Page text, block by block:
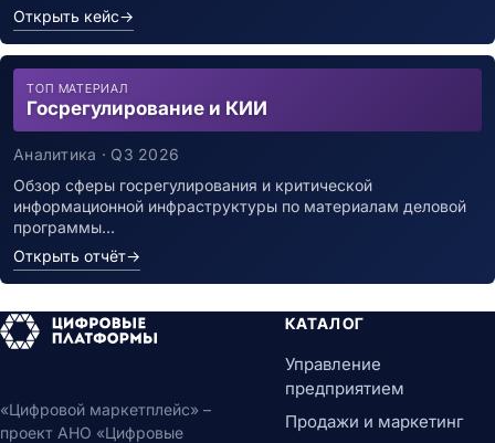
Открыть кейс→
ТОП МАТЕРИАЛ
Госрегулирование и КИИ
Аналитика · Q3 2026
Обзор сферы госрегулирования и критической
информационной инфраструктуры по материалам деловой
программы…
Открыть отчёт→
«Цифровой маркетплейс» –
проект АНО «Цифровые
КАТАЛОГ
Управление
предприятием
Продажи и маркетинг